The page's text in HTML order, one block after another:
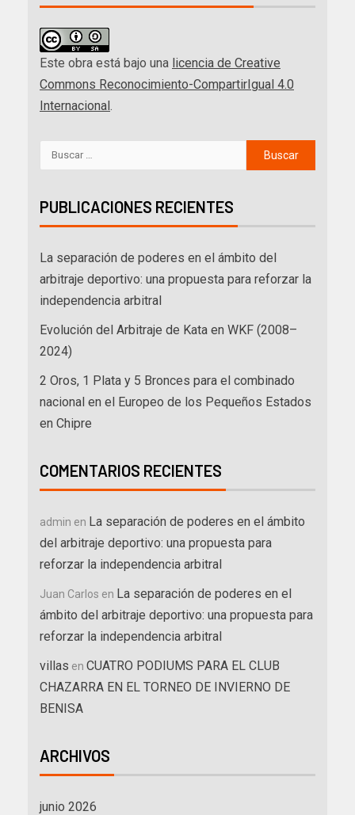
Este obra está bajo una licencia de Creative
Commons Reconocimiento-CompartirIgual 4.0
Internacional
PUBLICACIONES RECIENTES
La separación de poderes en el ámbito del
arbitraje deportivo: una propuesta para reforzar la
independencia arbitral
Evolución del Arbitraje de Kata en WKF (2008–
2024)
2 Oros, 1 Plata y 5 Bronces para el combinado
nacional en el Europeo de los Pequeños Estados
en Chipre
COMENTARIOS RECIENTES
admin en La separación de poderes en el ámbito
del arbitraje deportivo: una propuesta para
reforzar la independencia arbitral
Juan Carlos en La separación de poderes en el
ámbito del arbitraje deportivo: una propuesta para
reforzar la independencia arbitral
villas en CUATRO PODIUMS PARA EL CLUB
CHAZARRA EN EL TORNEO DE INVIERNO DE
BENISA
ARCHIVOS
junio 2026